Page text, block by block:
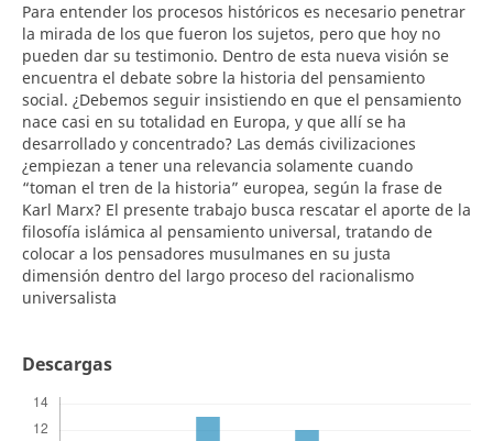
Para entender los procesos históricos es necesario penetrar
la mirada de los que fueron los sujetos, pero que hoy no
pueden dar su testimonio. Dentro de esta nueva visión se
encuentra el debate sobre la historia del pensamiento
social. ¿Debemos seguir insistiendo en que el pensamiento
nace casi en su totalidad en Europa, y que allí se ha
desarrollado y concentrado? Las demás civilizaciones
¿empiezan a tener una relevancia solamente cuando
“toman el tren de la historia” europea, según la frase de
Karl Marx? El presente trabajo busca rescatar el aporte de la
filosofía islámica al pensamiento universal, tratando de
colocar a los pensadores musulmanes en su justa
dimensión dentro del largo proceso del racionalismo
universalista
Descargas